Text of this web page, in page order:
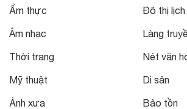
Ẩm thực
Âm nhạc
Thời trang
Mỹ thuật
Ảnh xưa
Đô thị
Làng
Nét văn
Di sản
Bảo tồn